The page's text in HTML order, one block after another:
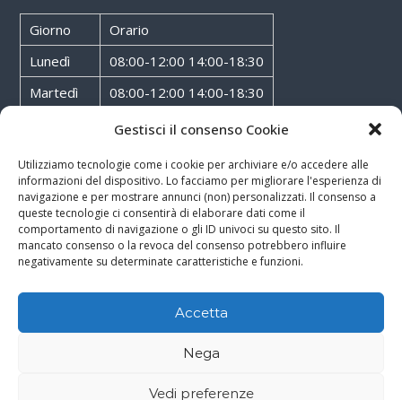
Gestisci il consenso Cookie
Utilizziamo tecnologie come i cookie per archiviare e/o accedere alle
informazioni del dispositivo. Lo facciamo per migliorare l'esperienza di
navigazione e per mostrare annunci (non) personalizzati. Il consenso a
queste tecnologie ci consentirà di elaborare dati come il
comportamento di navigazione o gli ID univoci su questo sito. Il
mancato consenso o la revoca del consenso potrebbero influire
negativamente su determinate caratteristiche e funzioni.
Accetta
Nega
Vedi preferenze
Giorno
Orario
Lunedì
08:00-12:00 14:00-18:30
Martedì
08:00-12:00 14:00-18:30
08:00-12:00 14:00-18:30
Venerdì
08:00-12:00 14:00-18:30
Sabato
08:00-12:00
Rossoxweb